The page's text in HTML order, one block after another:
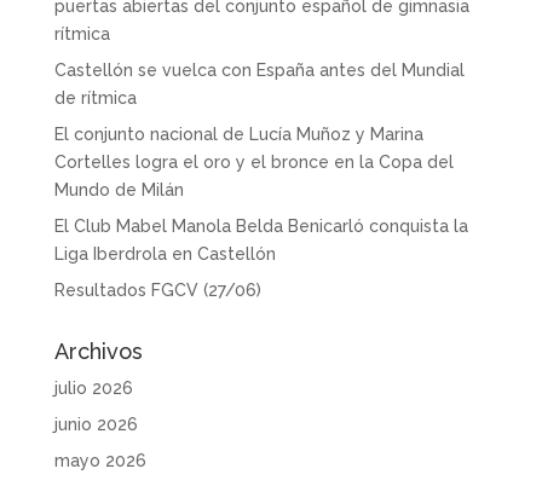
puertas abiertas del conjunto español de gimnasia
rítmica
Castellón se vuelca con España antes del Mundial
de rítmica
El conjunto nacional de Lucía Muñoz y Marina
Cortelles logra el oro y el bronce en la Copa del
Mundo de Milán
El Club Mabel Manola Belda Benicarló conquista la
Liga Iberdrola en Castellón
Resultados FGCV (27/06)
Archivos
julio 2026
junio 2026
mayo 2026